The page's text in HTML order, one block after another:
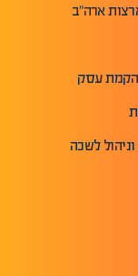
ארה"ב
עסק
לשכה